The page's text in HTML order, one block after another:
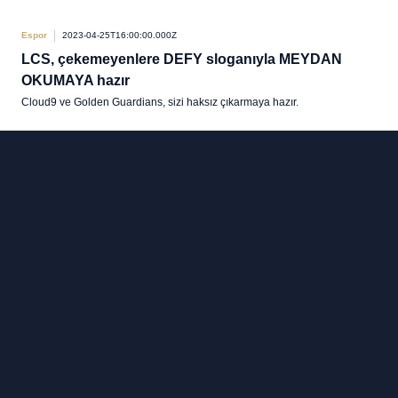
Espor 2023-04-25T16:00:00.000Z
LCS, çekemeyenlere DEFY sloganıyla MEYDAN
OKUMAYA hazır
Cloud9 ve Golden Guardians, sizi haksız çıkarmaya hazır.